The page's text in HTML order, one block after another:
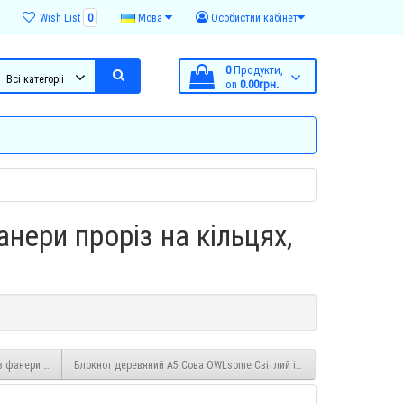
Особистий кабінет
Мова
Wish List 0
0Продукти,
on 0.00грн.
Всі категоріі
проріз на кільцях,
фанери на кільцях, 60 аркушів, А5
Блокнот деревяний А5 Сова OWLsome Світлий із фанери на кільцях,